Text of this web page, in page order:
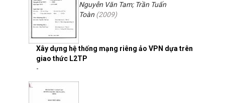
Xây dựng hệ thống mạng riêng ảo VPN dựa trên
giao thức L2TP
Nguyễn Văn Tam; Trần Tuấn
Toàn (2009)
-